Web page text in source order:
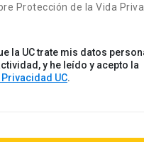
Protección de la Vida
la UC trate mis datos
y he leído y acepto la
UC.